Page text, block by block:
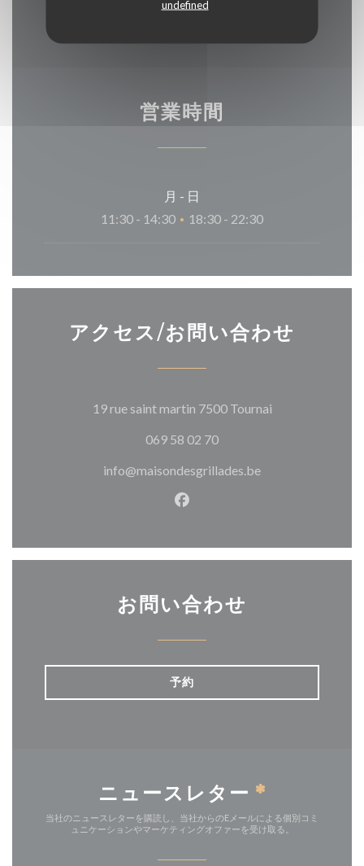
undefined
営業時間
月 - 日
11:30 - 14:30 • 18:30 - 22:30
アクセス/お問い合わせ
19 rue saint martin 7500 Tournai((新しいウィン
069 58 02 70
info@maisondesgrillades.be
Facebook ((新しいウィン
お問い合わせ
予約
ニュースレター *
当社のニュースレターを購読し、当社からのEメールによる個別コミ
ュニケーションやマーケティングオファーを受け取る。